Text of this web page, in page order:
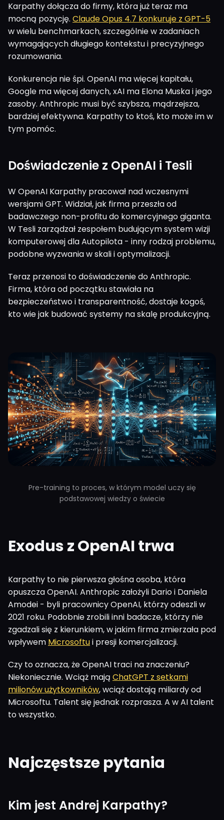
Karpathy dołącza do firmy, która już teraz ma
mocną pozycję. Claude Opus 4.7 konkuruje z GPT-5
w wielu benchmarkach, szczególnie w zadaniach
wymagających długiego kontekstu i precyzyjnego
rozumowania.
Konkurencja nie śpi. OpenAI ma więcej kapitału,
Google ma więcej danych, xAI ma Elona Muska i jego
zasoby. Anthropic musi być szybsza, mądrzejsza,
bardziej efektywna. Karpathy to ktoś, kto może im w
tym pomóc.
Doświadczenie z OpenAI i Tesli
W OpenAI Karpathy pracował nad wczesnymi
wersjami GPT. Widział, jak firma przeszła od
badawczego non-profitu do komercyjnego giganta.
W Tesli zarządzał zespołem budującym system wizji
komputerowej dla Autopilota - inny rodzaj problemu,
podobne wyzwania w skali i optymalizacji.
Teraz przenosi to doświadczenie do Anthropic.
Firma, która od początku stawiała na
bezpieczeństwo i transparentność, dostaje kogoś,
kto wie jak budować systemy na skalę produkcyjną.
Pre-training to proces, w którym model uczy się
podstawowej wiedzy o świecie
Exodus z OpenAI trwa
Karpathy to nie pierwsza głośna osoba, która
opuszcza OpenAI. Anthropic założyli Dario i Daniela
Amodei - byli pracownicy OpenAI, którzy odeszli w
2021 roku. Podobnie zrobili inni badacze, którzy nie
zgadzali się z kierunkiem, w jakim firma zmierzała pod
wpływem Microsoftui presji komercjalizacji.
Czy to oznacza, że OpenAI traci na znaczeniu?
Niekoniecznie. Wciąż mają ChatGPT z setkami
milionów użytkowników, wciąż dostają miliardy od
Microsoftu. Talent się jednak rozprasza. A w AI talent
to wszystko.
Najczęstsze pytania
Kim jest Andrej Karpathy?